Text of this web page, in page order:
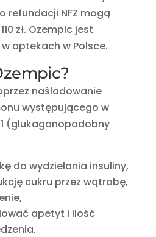
refundacji NFZ mogą
zł. Ozempic jest
aptekach w Polsce.
naśladowanie
występującego w
(glukagonopodobny
do wydzielania insuliny,
cukru przez wątrobę,
apetyt i ilość